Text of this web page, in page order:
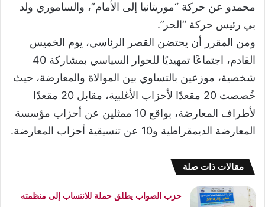
محمدو عن حركة “موريتانيا إلى الأمام”، والساموري ولد
بي رئيس حركة “الحر”.
ومن المقرر أن يحتضن القصر الرئاسي، يوم الخميس
القادم، اجتماعًا تمهيديًا للحوار السياسي بمشاركة 40
شخصية، موزعين بالتساوي بين الموالاة والمعارضة، حيث
خُصصت 20 مقعدًا لأحزاب الأغلبية، مقابل 20 مقعدًا
لأطراف المعارضة، بواقع 10 ممثلين عن أحزاب مؤسسة
المعارضة الديمقراطية و10 عن تنسيقية أحزاب المعارضة.
مقالات ذات صلة
حزب الصواب يطلق حملة للانتساب إلى منظمته